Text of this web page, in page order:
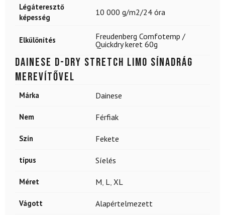
Légáteresztő
képesség
10 000 g/m2/24 óra
Elkülönítés
Freudenberg Comfotemp /
Quickdry keret 60g
DAINESE D-Dry Stretch Limo sínadrág
merevítővel
Márka Dainese
Nem Férfiak
Szín Fekete
típus Síelés
Méret M, L, XL
Vágott Alapértelmezett